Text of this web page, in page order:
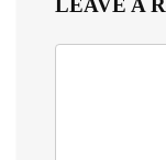
LEAVE A